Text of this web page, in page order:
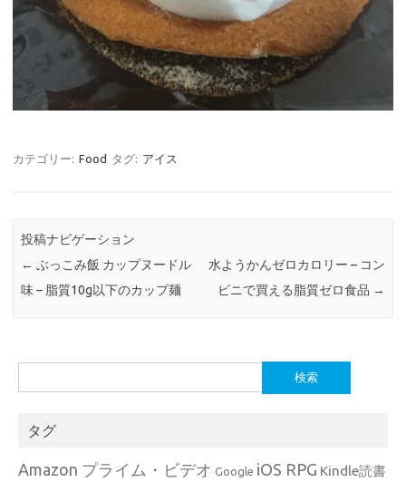
カテゴリー: Food タグ: アイス
投稿ナビゲーション
← ぶっこみ飯 カップヌードル
味 – 脂質10g以下のカップ麺
水ようかんゼロカロリー – コン
ビニで買える脂質ゼロ食品 →
索:
タグ
Amazon プライム・ビデオ Google iOS RPG Kindle読書